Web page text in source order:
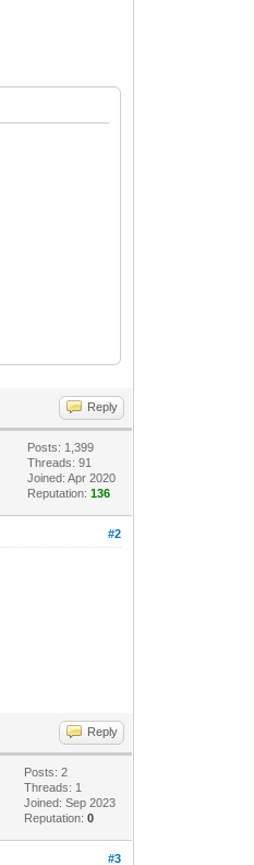
Reply
Posts: 1,399
Threads: 91
Joined: Apr 2020
Reputation:136
#2
Reply
Posts: 2
Threads: 1
Joined: Sep 2023
Reputation:0
#3